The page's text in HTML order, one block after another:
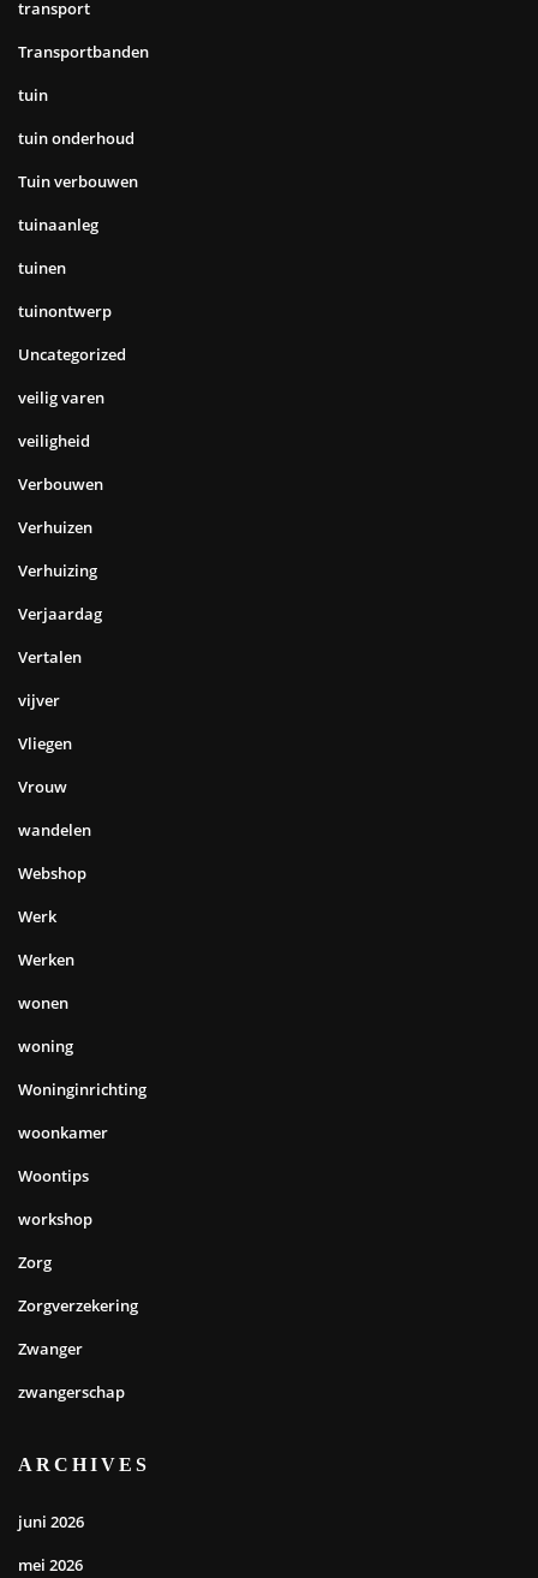
transport
Transportbanden
tuin
tuin onderhoud
Tuin verbouwen
tuinaanleg
tuinen
tuinontwerp
Uncategorized
veilig varen
veiligheid
Verbouwen
Verhuizen
Verhuizing
Verjaardag
Vertalen
vijver
Vliegen
Vrouw
wandelen
Webshop
Werk
Werken
wonen
woning
Woninginrichting
woonkamer
Woontips
workshop
Zorg
Zorgverzekering
Zwanger
zwangerschap
ARCHIVES
juni 2026
mei 2026